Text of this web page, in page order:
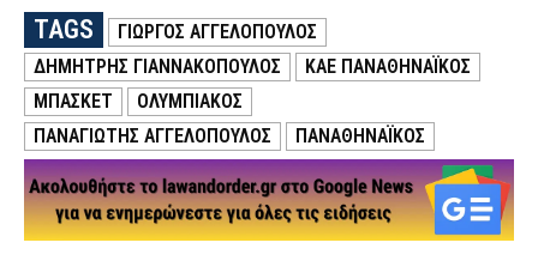
TAGS
ΓΙΏΡΓΟΣ ΑΓΓΕΛΌΠΟΥΛΟΣ
ΔΗΜΗΤΡΗΣ ΓΙΑΝΝΑΚΟΠΟΥΛΟΣ
ΚΑΕ ΠΑΝΑΘΗΝΑΪΚΟΣ
ΜΠΑΣΚΕΤ
ΟΛΥΜΠΙΑΚΟΣ
ΠΑΝΑΓΙΏΤΗΣ ΑΓΓΕΛΌΠΟΥΛΟΣ
ΠΑΝΑΘΗΝΑΪΚΟΣ